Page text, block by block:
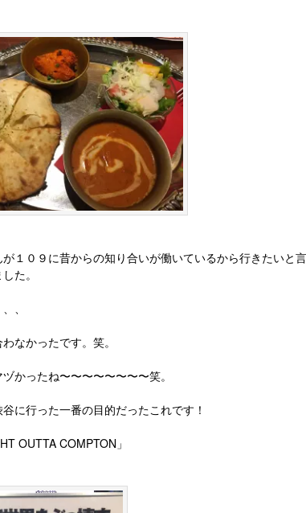
が１０９に昔からの知り合いが働いているから行きたいと
た。
、
なかったです。笑。
かったね〜〜〜〜〜〜〜〜笑。
に行った一番の目的だったこれです！
OUTTA COMPTON」